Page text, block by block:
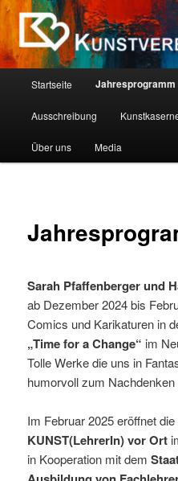
Zum
primären
Inhalt
springenKunstverein
Als Kind ist jeder ein Künstler.
einer zu bleiben. (Pablo Picasso)
Startseite Jahresprogramm
Ausschreibung
Über uns Media
Sarah Pfaffenberger und
ab Dezember 2024 bis
Comics und Karikaturen in
„Time for a Change“ im
Tolle Werke die uns in
humorvoll zum Nachdenken
Im Februar 2025 eröffnet
KUNST(LehrerIn) vor Ort
in Kooperation mit dem